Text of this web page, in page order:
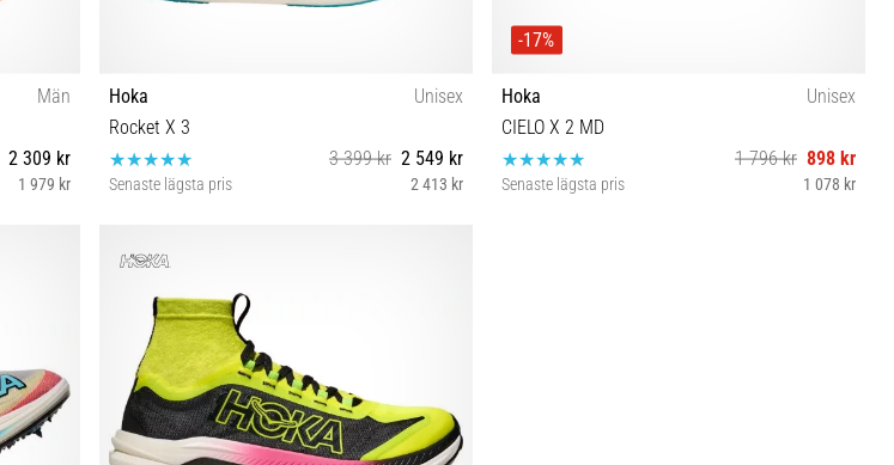
Män
2 309 kr
1 979 kr
Hoka
Unisex
Rocket X 3
3 399 kr 2 549 kr
Senaste lägsta pris 2 413 kr
-17%
Hoka
Unisex
CIELO X 2 MD
1 796 kr 898 kr
Senaste lägsta pris 1 078 kr